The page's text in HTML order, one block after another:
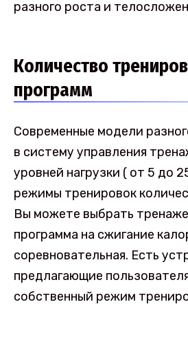
разного роста и
Количество
программ
Современные модели
в систему управления
уровней нагрузки ( от 5 до
режимы тренировок
Вы можете выбрать
программа на сжигание
соревновательная. Есть
предлагающие
собственный режим